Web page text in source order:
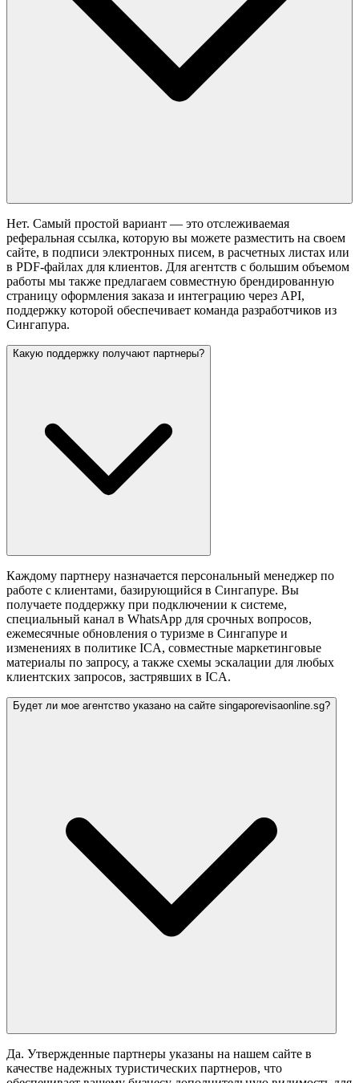
Нет. Самый простой вариант — это отслеживаемая
реферальная ссылка, которую вы можете разместить на своем
сайте, в подписи электронных писем, в расчетных листах или
в PDF-файлах для клиентов. Для агентств с большим объемом
работы мы также предлагаем совместную брендированную
страницу оформления заказа и интеграцию через API,
поддержку которой обеспечивает команда разработчиков из
Сингапура.
Какую поддержку получают партнеры?
Каждому партнеру назначается персональный менеджер по
работе с клиентами, базирующийся в Сингапуре. Вы
получаете поддержку при подключении к системе,
специальный канал в WhatsApp для срочных вопросов,
ежемесячные обновления о туризме в Сингапуре и
изменениях в политике ICA, совместные маркетинговые
материалы по запросу, а также схемы эскалации для любых
клиентских запросов, застрявших в ICA.
Будет ли мое агентство указано на сайте singaporevisaonline.sg?
Да. Утвержденные партнеры указаны на нашем сайте в
качестве надежных туристических партнеров, что